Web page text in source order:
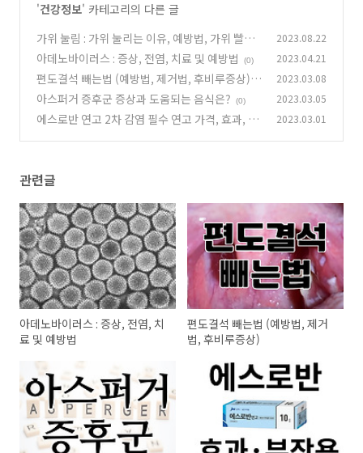
'건강정보' 카테고리의 다른 글
가위 눌림 : 가위 눌리는 이유, 예방법, 가위 빨리
풀리는 법
(0)
2023.08.22
아데노바이러스 : 증상, 전염, 치료 및 예방법 (0) 2023.04.21
편도결석 빼는법 (예방법, 제거법, 후비루증상)
(0)
2023.03.08
아스퍼거 증후군 증상과 도움되는 음식은? (0) 2023.03.05
에스로반 연고 2차 감염 필수 연고 가격, 효과, 부
2023.03.01
관련글
아데노바이러스 : 증상, 전염, 치
료 및 예방법
편도결석 빼는법 (예방법, 제거
법, 후비루증상)